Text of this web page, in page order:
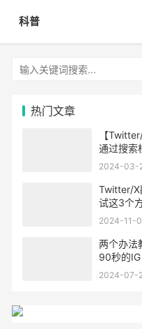
科普
热门文章
【
通过搜索
的高级搜
2024-03-
Twitter/X
试这3个
复！
2024-11-
两个办法
90秒的
小时！
2024-07-